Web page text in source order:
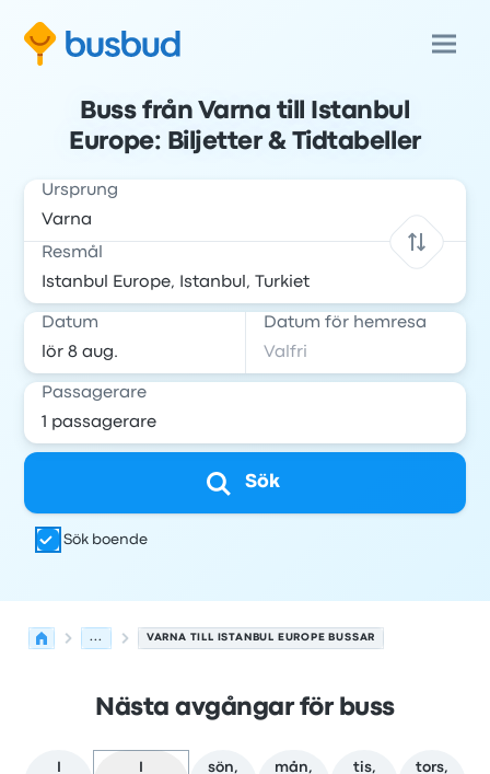
Buss från Varna till Istanbul
Europe: Biljetter & Tidtabeller
Ursprung
Resmål
Datum Datum för hemresa
Passagerare
Sök
Sök boende
... VARNA TILL ISTANBUL EUROPE BUSSAR
Nästa avgångar för buss
sön,
mån,
tis,
tors,